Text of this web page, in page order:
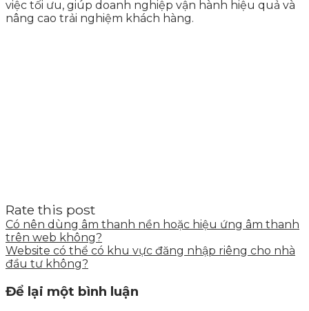
việc tối ưu, giúp doanh nghiệp vận hành hiệu quả và
nâng cao trải nghiệm khách hàng.
Rate this post
Có nên dùng âm thanh nền hoặc hiệu ứng âm thanh
trên web không?
Website có thể có khu vực đăng nhập riêng cho nhà
đầu tư không?
Để lại một bình luận